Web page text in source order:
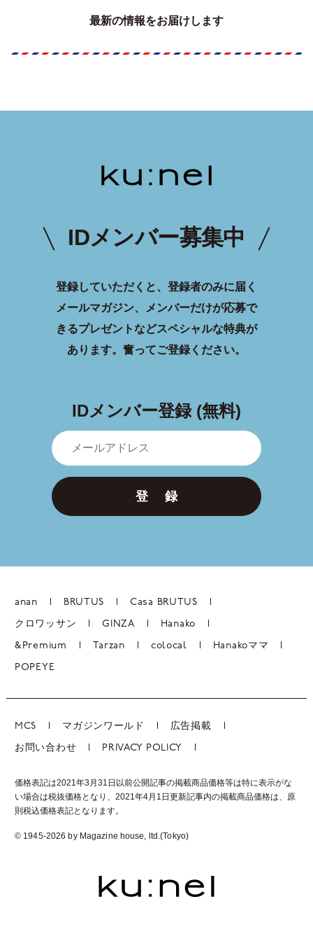
最新の情報をお届けします
IDメンバー募集中
登録していただくと、登録者のみに届く
メールマガジン、メンバーだけが応募で
きるプレゼントなどスペシャルな特典が
あります。 奮ってご登録ください。
IDメンバー登録 (無料)
登 録
anan BRUTUS Casa BRUTUS
クロワッサン GINZA Hanako
&Premium Tarzan colocal Hanakoママ
POPEYE
MCS マガジンワールド 広告掲載
お問い合わせ PRIVACY POLICY
価格表記は2021年3月31日以前公開記事の掲載商品価格等は特に表示がな
い場合は税抜価格となり、2021年4月1日更新記事内の掲載商品価格は、 原
則税込価格表記となります。
© 1945-2026 by Magazine house, ltd.(Tokyo)